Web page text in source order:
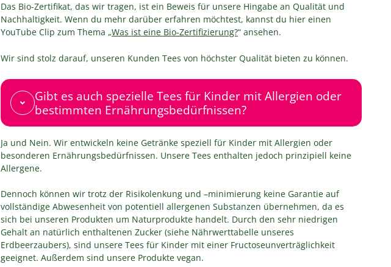
Das Bio-Zertifikat, das wir tragen, ist ein Beweis für unsere Hingabe an Qualität und
Nachhaltigkeit. Wenn du mehr darüber erfahren möchtest, kannst du hier einen
YouTube Clip zum Thema „Was ist eine Bio-Zertifizierung?“ ansehen.
Wir sind stolz darauf, unseren Kunden Tees von höchster Qualität bieten zu können.
Gibt es auch spezielle Tees für Kinder mit Allergien oder
bestimmten Ernährungsbedürfnissen?
Ja und Nein. Wir entwickeln keine Getränke speziell für Kinder mit Allergien oder
besonderen Ernährungsbedürfnissen. Unsere Tees enthalten jedoch prinzipiell keine
Allergene.
Dennoch können wir trotz der Risikolenkung und –minimierung keine Garantie auf
vollständige Abwesenheit von potentiell allergenen Substanzen übernehmen, da es
sich bei unseren Produkten um Naturprodukte handelt. Durch den sehr niedrigen
Gehalt an natürlich enthaltenen Zucker (siehe Nährwerttabelle unseres
Erdbeerzaubers), sind unsere Tees für Kinder mit einer Fructoseunverträglichkeit
geeignet. Außerdem sind unsere Produkte vegan.